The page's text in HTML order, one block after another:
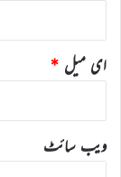
ای میل *
ویب‌ سائٹ